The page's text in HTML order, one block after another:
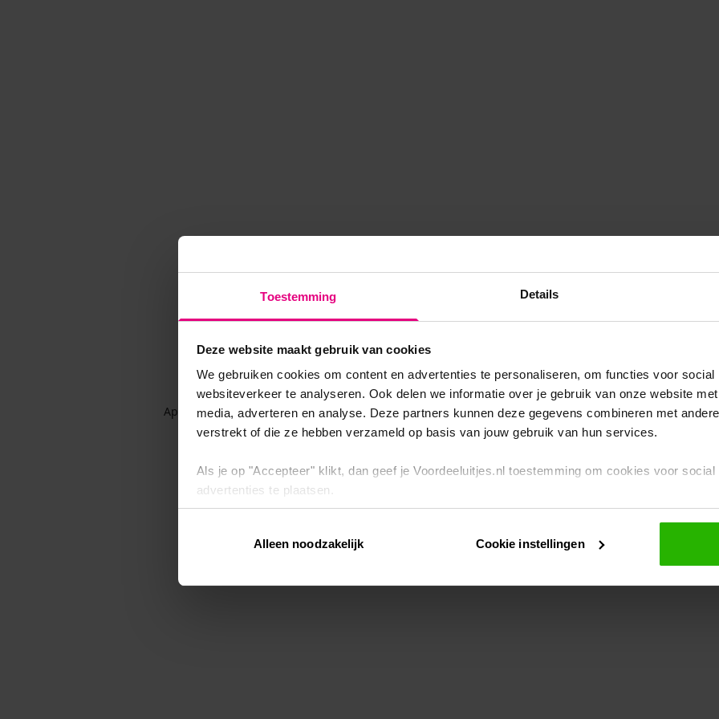
Toestemming Details
Deze website maakt gebruik van cookies
We gebruiken cookies om content en advertenties te personaliseren, om functies voor
websiteverkeer te analyseren. Ook delen we informatie over je gebruik van onze website
media, adverteren en analyse. Deze partners kunnen deze gegevens combineren met
verstrekt of die ze hebben verzameld op basis van jouw gebruik van hun services.
Als je op "Accepteer" klikt, dan geef je Voordeeluitjes.nl toestemming om cookies voor
advertenties te plaatsen.
Via "Cookie instellingen" kun je ook zelf instellen welke cookies worden geplaatst. Je kunt je
intrekken op onscookiebeleid.
Alleen noodzakelijk Cookie instellingen
Application error: a client-side exception has occurred while loadingwww.voordeeluitjes.nl (see the